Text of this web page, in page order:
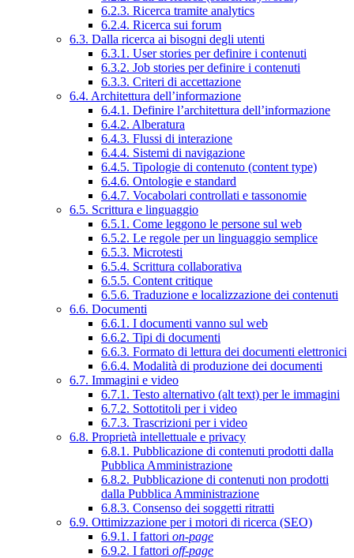
6.2.3. Ricerca tramite analytics
6.2.4. Ricerca sui forum
6.3. Dalla ricerca ai bisogni degli utenti
6.3.1. User stories per definire i contenuti
6.3.2. Job stories per definire i contenuti
6.3.3. Criteri di accettazione
6.4. Architettura dell’informazione
6.4.1. Definire l’architettura dell’informazione
6.4.2. Alberatura
6.4.3. Flussi di interazione
6.4.4. Sistemi di navigazione
6.4.5. Tipologie di contenuto (content type)
6.4.6. Ontologie e standard
6.4.7. Vocabolari controllati e tassonomie
6.5. Scrittura e linguaggio
6.5.1. Come leggono le persone sul web
6.5.2. Le regole per un linguaggio semplice
6.5.3. Microtesti
6.5.4. Scrittura collaborativa
6.5.5. Content critique
6.5.6. Traduzione e localizzazione dei contenuti
6.6. Documenti
6.6.1. I documenti vanno sul web
6.6.2. Tipi di documenti
6.6.3. Formato di lettura dei documenti elettronici
6.6.4. Modalità di produzione dei documenti
6.7. Immagini e video
6.7.1. Testo alternativo (alt text) per le immagini
6.7.2. Sottotitoli per i video
6.7.3. Trascrizioni per i video
6.8. Proprietà intellettuale e privacy
6.8.1. Pubblicazione di contenuti prodotti dalla
Pubblica Amministrazione
6.8.2. Pubblicazione di contenuti non prodotti
dalla Pubblica Amministrazione
6.8.3. Consenso dei soggetti ritratti
6.9. Ottimizzazione per i motori di ricerca (SEO)
6.9.1. I fattori on-page
6.9.2. I fattori off-page